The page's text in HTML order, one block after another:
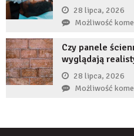
28 lipca, 2026
Możliwość
Czy panele
wyglądają
28 lipca, 2026
Możliwość